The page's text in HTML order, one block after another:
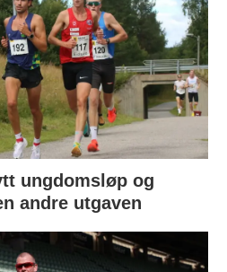
ungdomsløp og
andre utgaven